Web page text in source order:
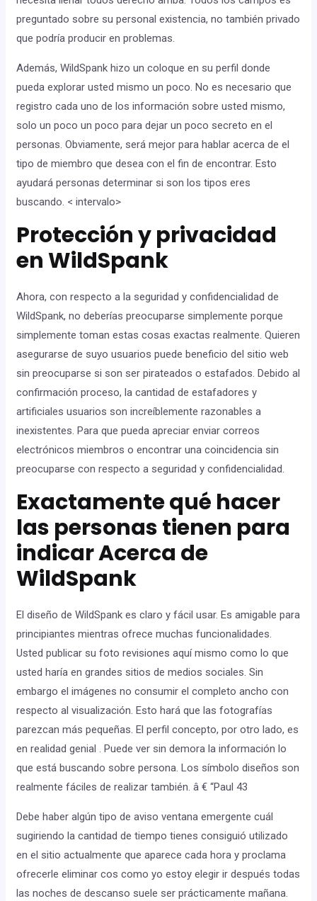
preguntado sobre su personal existencia, no también privado
que podría producir en problemas.
Además, WildSpank hizo un coloque en su perfil donde
pueda explorar usted mismo un poco. No es necesario que
registro cada uno de los información sobre usted mismo,
solo un poco un poco para dejar un poco secreto en el
personas. Obviamente, será mejor para hablar acerca de el
tipo de miembro que desea con el fin de encontrar. Esto
ayudará personas determinar si son los tipos eres
buscando. < intervalo>
Protección y privacidad
en WildSpank
Ahora, con respecto a la seguridad y confidencialidad de
WildSpank, no deberías preocuparse simplemente porque
simplemente toman estas cosas exactas realmente. Quieren
asegurarse de suyo usuarios puede beneficio del sitio web
sin preocuparse si son ser pirateados o estafados. Debido al
confirmación proceso, la cantidad de estafadores y
artificiales usuarios son increíblemente razonables a
inexistentes. Para que pueda apreciar enviar correos
electrónicos miembros o encontrar una coincidencia sin
preocuparse con respecto a seguridad y confidencialidad.
Exactamente qué hacer
las personas tienen para
indicar Acerca de
WildSpank
El diseño de WildSpank es claro y fácil usar. Es amigable para
principiantes mientras ofrece muchas funcionalidades.
Usted publicar su foto revisiones aquí mismo como lo que
usted haría en grandes sitios de medios sociales. Sin
embargo el imágenes no consumir el completo ancho con
respecto al visualización. Esto hará que las fotografías
parezcan más pequeñas. El perfil concepto, por otro lado, es
en realidad genial . Puede ver sin demora la información lo
que está buscando sobre persona. Los símbolo diseños son
realmente fáciles de realizar también. â € “Paul 43
Debe haber algún tipo de aviso ventana emergente cuál
sugiriendo la cantidad de tiempo tienes consiguió utilizado
en el sitio actualmente que aparece cada hora y proclama
ofrecerle eliminar cos como yo estoy elegir ir después todas
las noches de descanso suele ser prácticamente mañana.